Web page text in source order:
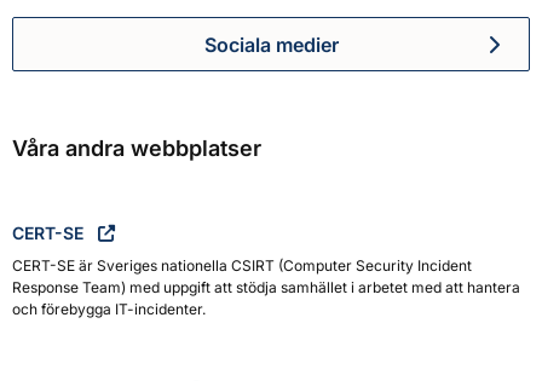
Myndigheten för civilt
Sociala medier
Våra andra webbplatser
CERT-SE
CERT-SE är Sveriges nationella CSIRT (Computer Security Incident
Response Team) med uppgift att stödja samhället i arbetet med att hantera
och förebygga IT-incidenter.